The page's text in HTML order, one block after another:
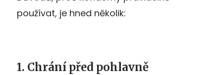
používat, je hned několik:
1. Chrání před pohlavně